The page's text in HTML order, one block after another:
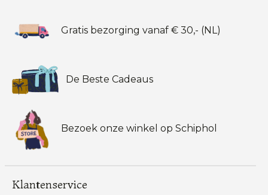
Gratis bezorging vanaf € 30,- (NL)
De Beste Cadeaus
Bezoek onze winkel op Schiphol
Klantenservice